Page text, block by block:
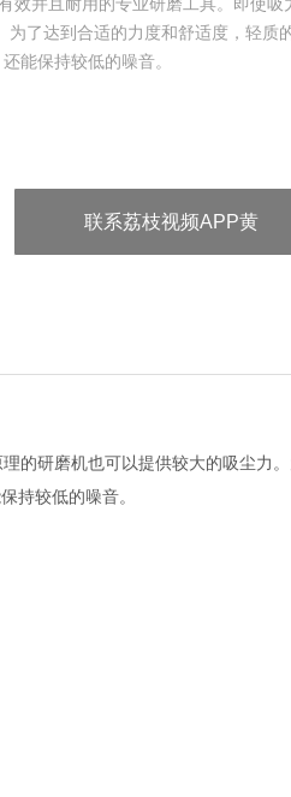
了达到合适的力度和舒适度，轻
保持较低的噪音。
联系荔枝视频APP黄
的研磨机也可以提供较大的吸尘力
低的噪音。